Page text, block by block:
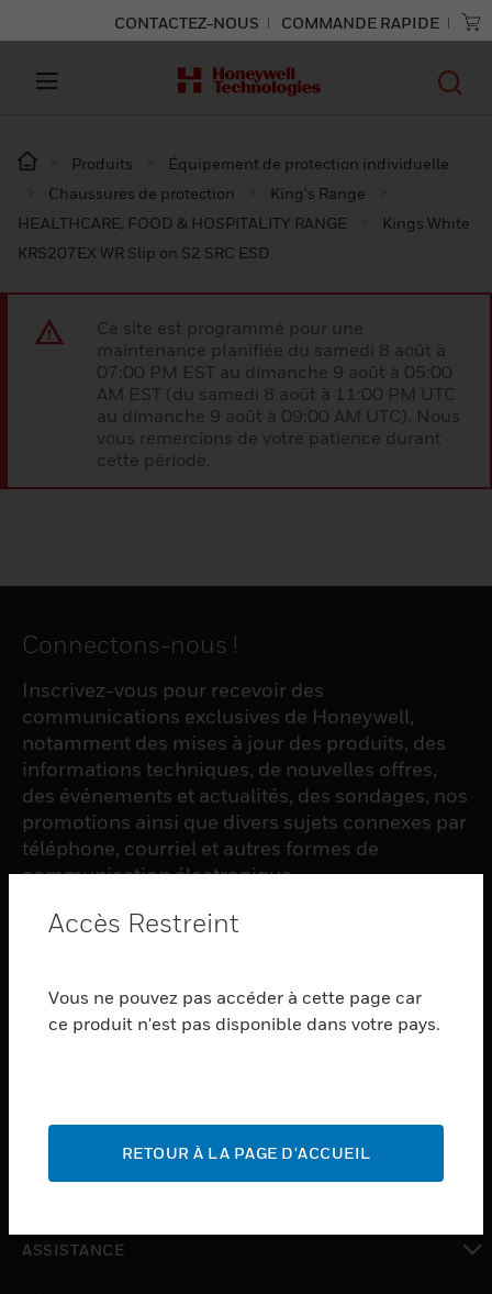
CONTACTEZ-NOUS COMMANDE RAPIDE
Produits
Équipement de protection individuelle
Chaussures de protection
King's Range
HEALTHCARE, FOOD & HOSPITALITY RANGE
Kings White
KRS207EX WR Slip on S2 SRC ESD
Ce site est programmé pour une
maintenance planifiée du samedi 8 août à
07:00 PM EST au dimanche 9 août à 05:00
AM EST (du samedi 8 août à 11:00 PM UTC
au dimanche 9 août à 09:00 AM UTC). Nous
vous remercions de votre patience durant
cette période.
Connectons-nous !
Inscrivez-vous pour recevoir des
communications exclusives de Honeywell,
notamment des mises à jour des produits, des
informations techniques, de nouvelles offres,
des événements et actualités, des sondages, nos
promotions ainsi que divers sujets connexes par
téléphone, courriel et autres formes de
communication électronique.
PRODUCTS
SERVICES
toggle view
toggle view
ASSISTANCE
Accès Restreint
Vous ne pouvez pas accéder à cette page car
ce produit n'est pas disponible dans votre pays.
RETOUR À LA PAGE D'ACCUEIL